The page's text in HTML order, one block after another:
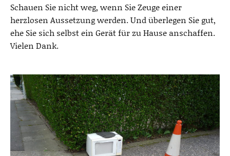
Schauen Sie nicht weg, wenn Sie Zeuge einer
herzlosen Aussetzung werden. Und überlegen Sie gut,
ehe Sie sich selbst ein Gerät für zu Hause anschaffen.
Vielen Dank.